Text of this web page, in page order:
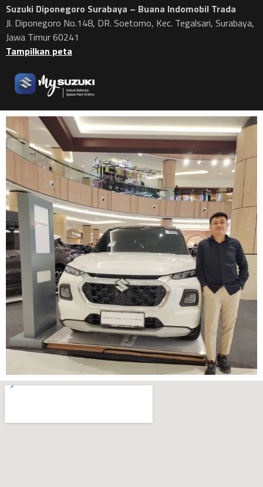
Suzuki Diponegoro Surabaya – Buana Indomobil Trada
Jl. Diponegoro No.148, DR. Soetomo, Kec. Tegalsari, Surabaya,
Jawa Timur 60241
Tampilkan peta